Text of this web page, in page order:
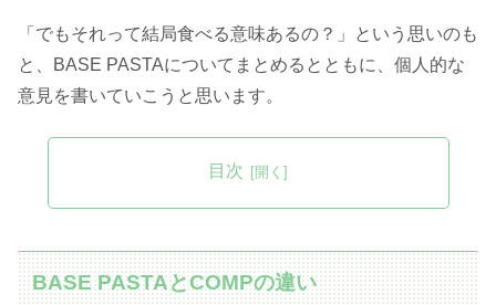
「でもそれって結局食べる意味あるの？」という思いのも
と、BASE PASTAについてまとめるとともに、個人的な
意見を書いていこうと思います。
目次
BASE PASTAとCOMPの違い